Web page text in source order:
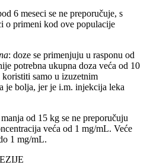
6 meseci se ne preporučuje, s
o primeni kod ove populacije
: doze se primenjuju u rasponu od
potrebna ukupna doza veća od 10
samo u izuzetnim
je bolja, jer je i.m. injekcija leka
od 15 kg se ne preporučuju
veća od 1 mg/mL. Veće
1 mg/mL.